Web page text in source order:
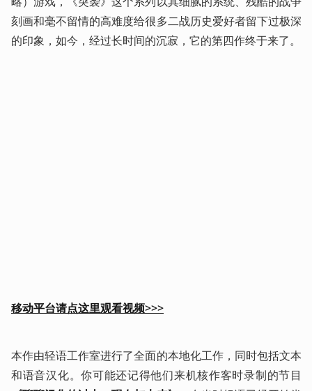
刻画和毫不留情的高难度给很多二战历史爱好者留下过极深
的印象，如今，经过长时间的沉寂，它的第四作终于来了。
移动平台请点这里观看视频>>>
本作由轻语工作室进行了全面的本地化工作，同时包括文本
和语音汉化。你可能还记得他们来机核作客时录制的节目